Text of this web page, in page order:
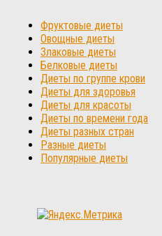
Фруктовые диеты
Овощные диеты
Злаковые диеты
Белковые диеты
Диеты по группе крови
Диеты для здоровья
Диеты для красоты
Диеты по времени года
Диеты разных стран
Разные диеты
Популярные диеты